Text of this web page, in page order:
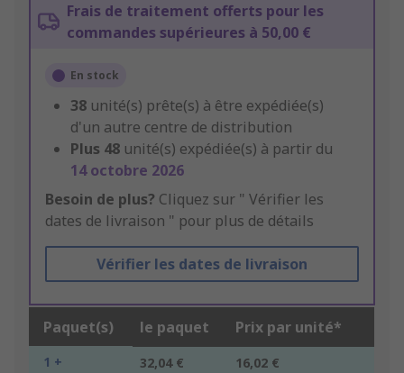
Frais de traitement offerts pour les
commandes supérieures à 50,00 €
En stock
38 unité(s) prête(s) à être expédiée(s)
d'un autre centre de distribution
Plus 48 unité(s) expédiée(s) à partir du
14 octobre 2026
Besoin de plus? Cliquez sur " Vérifier les
dates de livraison " pour plus de détails
Vérifier les dates de livraison
Paquet(s) le paquet Prix par unité*
1 + 32,04 € 16,02 €